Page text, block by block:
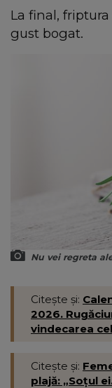
La final,
gust bogat.
Nu vei regreta
Citește și:
2026.
vindecarea
Citește și:
plajă: „Soțul